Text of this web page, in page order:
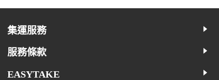
集運服務
服務條款
EASYTAKE